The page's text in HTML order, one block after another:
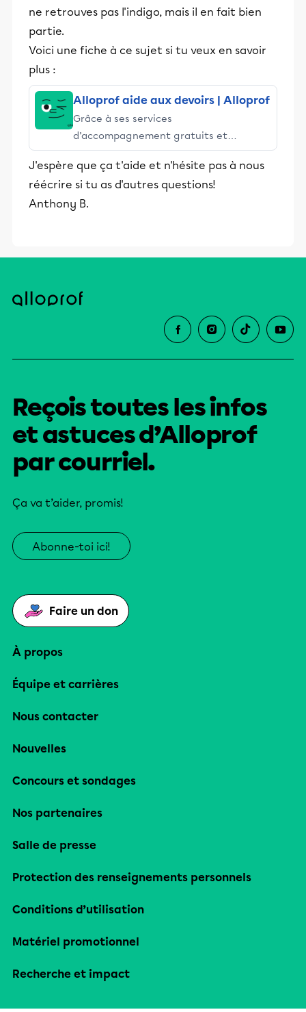
ne retrouves pas l'indigo, mais il en fait bien
partie.
Voici une fiche à ce sujet si tu veux en savoir
plus :
Alloprof aide aux devoirs | Alloprof
Grâce à ses services
d’accompagnement gratuits et
stimulants, Alloprof engage les élèves
et leurs parents dans la réussite
éducative.
J'espère que ça t'aide et n'hésite pas à nous
réécrire si tu as d'autres questions!
Anthony B.
Reçois toutes les infos
et astuces d’Alloprof
par courriel.
Ça va t’aider, promis!
Abonne-toi ici!
Faire un don
À propos
Équipe et carrières
Nous contacter
Nouvelles
Concours et sondages
Nos partenaires
Salle de presse
Protection des renseignements personnels
Conditions d’utilisation
Matériel promotionnel
Recherche et impact